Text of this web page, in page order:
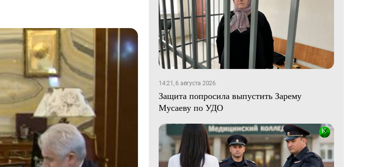
14:21, 6 августа 2026
Защита попросила выпустить Зарему
Мусаеву по УДО